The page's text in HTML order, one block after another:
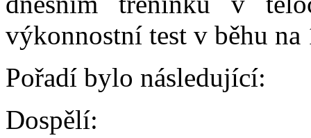
výkonnostní test v běhu
Pořadí bylo následující:
Dospělí: